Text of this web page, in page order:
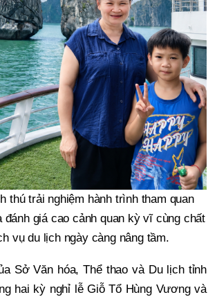
thú trải nghiệm hành trình tham quan
đánh giá cao cảnh quan kỳ vĩ cùng chất
vụ du lịch ngày càng nâng tầm.
Sở Văn hóa, Thể thao và Du lịch tỉnh
hai kỳ nghỉ lễ Giỗ Tổ Hùng Vương và